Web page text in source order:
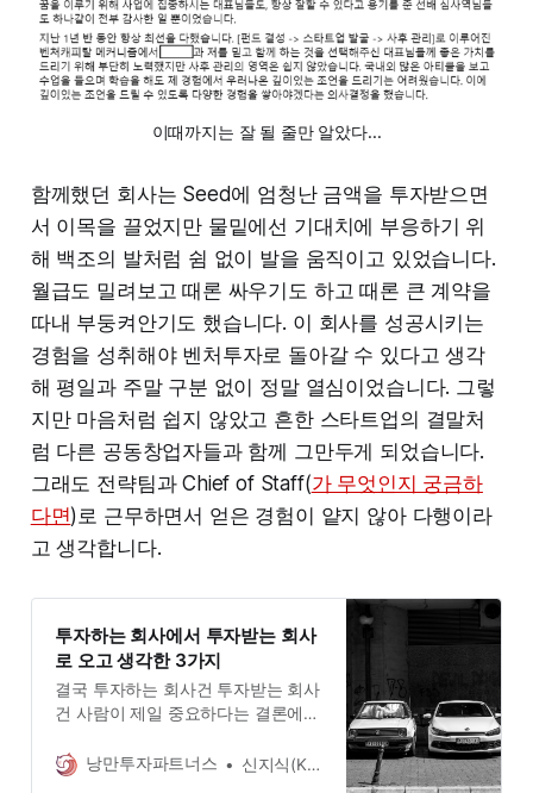
이때까지는 잘 될 줄만 알았다...
함께했던 회사는 Seed에 엄청난 금액을 투자받으면
서 이목을 끌었지만 물밑에선 기대치에 부응하기 위
해 백조의 발처럼 쉼 없이 발을 움직이고 있었습니다.
월급도 밀려보고 때론 싸우기도 하고 때론 큰 계약을
따내 부둥켜안기도 했습니다. 이 회사를 성공시키는
경험을 성취해야 벤처투자로 돌아갈 수 있다고 생각
해 평일과 주말 구분 없이 정말 열심이었습니다. 그렇
지만 마음처럼 쉽지 않았고 흔한 스타트업의 결말처
럼 다른 공동창업자들과 함께 그만두게 되었습니다.
그래도 전략팀과 Chief of Staff(가 무엇인지 궁금하
다면)로 근무하면서 얻은 경험이 얕지 않아 다행이라
고 생각합니다.
투자하는 회사에서 투자받는 회사
로 오고 생각한 3가지
결국 투자하는 회사건 투자받는 회사
건 사람이 제일 중요하다는 결론에
사의 동료들과 함께 할 수 있음에 항
낭만투자파트너스 신지식(Knowledge Shin)